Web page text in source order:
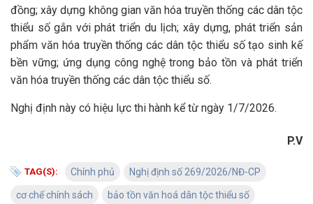
đồng; xây dựng không gian văn hóa truyền thống các dân tộc
thiểu số gắn với phát triển du lịch; xây dựng, phát triển sản
phẩm văn hóa truyền thống các dân tộc thiểu số tạo sinh kế
bền vững; ứng dụng công nghệ trong bảo tồn và phát triển
văn hóa truyền thống các dân tộc thiểu số.
Nghị định này có hiệu lực thi hành kể từ ngày 1/7/2026.
P.V
TAG(S): Chính phủ Nghị định số 269/2026/NĐ-CP
cơ chế chính sách bảo tồn văn hoá dân tộc thiểu số